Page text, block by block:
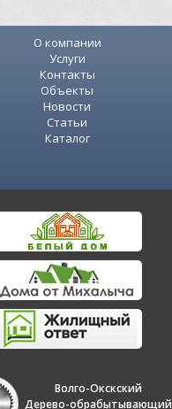
О компании
Услуги
Контакты
Объекты
Новости
Статьи
Каталог
Волго-Окскский
Дерево-обрабытывающий